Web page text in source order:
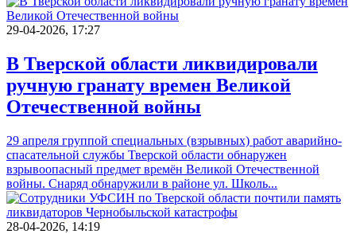
29-04-2026, 17:27
В Тверской области ликвидировали
ручную гранату времен Великой
Отечественной войны
29 апреля группой специальных (взрывных) работ аварийно-
спасательной службы Тверской области обнаружен
взрывоопасный предмет времён Великой Отечественной
войны. Снаряд обнаружили в районе ул. Школь...
28-04-2026, 14:19